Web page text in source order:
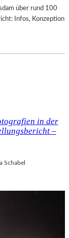
über rund 100
Infos, Konzeption
in der
–
Schabel